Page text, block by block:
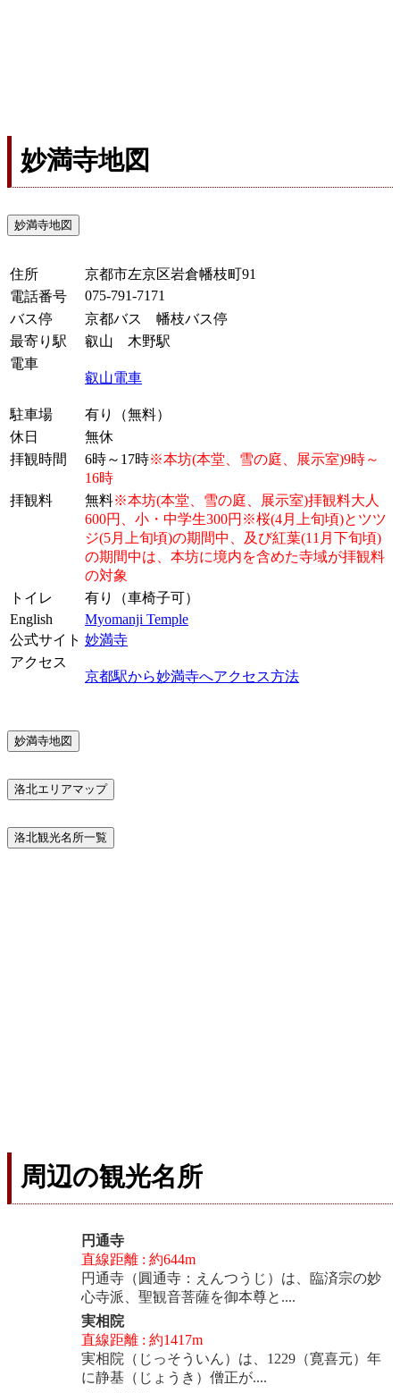
妙満寺地図
妙満寺地図
住所
京都市左京区岩倉幡枝町91
電話番号
075-791-7171
バス停
京都バス 幡枝バス停
最寄り駅
叡山 木野駅
電車
叡山電車
駐車場
有り（無料）
休日
無休
拝観時間
6時～17時※本坊(本堂、雪の庭、展示室)9時～
16時
拝観料
無料※本坊(本堂、雪の庭、展示室)拝観料大人
600円、小・中学生300円※桜(4月上旬頃)とツツ
ジ(5月上旬頃)の期間中、及び紅葉(11月下旬頃)
の期間中は、本坊に境内を含めた寺域が拝観料
の対象
トイレ
有り（車椅子可）
English
Myomanji Temple
公式サイト 妙満寺
アクセス
京都駅から妙満寺へアクセス方法
妙満寺地図
洛北エリアマップ
洛北観光名所一覧
周辺の観光名所
円通寺
直線距離 : 約644m
円通寺（圓通寺：えんつうじ）は、臨済宗の妙
心寺派、聖観音菩薩を御本尊と....
実相院
直線距離 : 約1417m
実相院（じっそういん）は、1229（寛喜元）年
に静基（じょうき）僧正が....